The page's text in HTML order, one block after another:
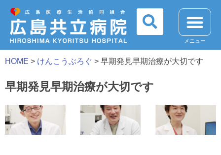
メニュー
HOME > けんこうぶろぐ > 早期発見早期治療が大切です
早期発見早期治療が大切です